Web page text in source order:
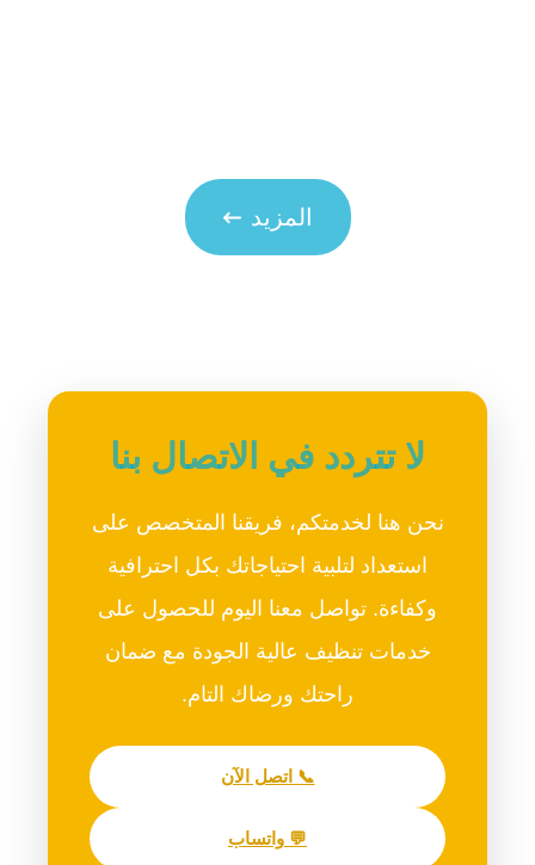
المزيد
لا تتردد في الاتصال بنا
نحن هنا لخدمتكم، فريقنا المتخصص على
استعداد لتلبية احتياجاتك بكل احترافية
وكفاءة. تواصل معنا اليوم للحصول على
خدمات تنظيف عالية الجودة مع ضمان
راحتك ورضاك التام.
📞 اتصل الآن
💬 واتساب